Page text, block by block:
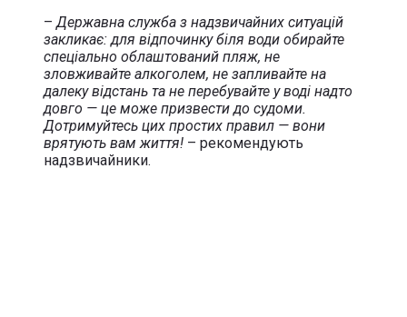
–Державна служба з надзвичайних ситуацій
закликає: для відпочинку біля води обирайте
спеціально облаштований пляж, не
зловживайте алкоголем, не запливайте на
далеку відстань та не перебувайте у воді надто
довго — це може призвести до судоми.
Дотримуйтесь цих простих правил — вони
врятують вам життя! – рекомендують
надзвичайники.